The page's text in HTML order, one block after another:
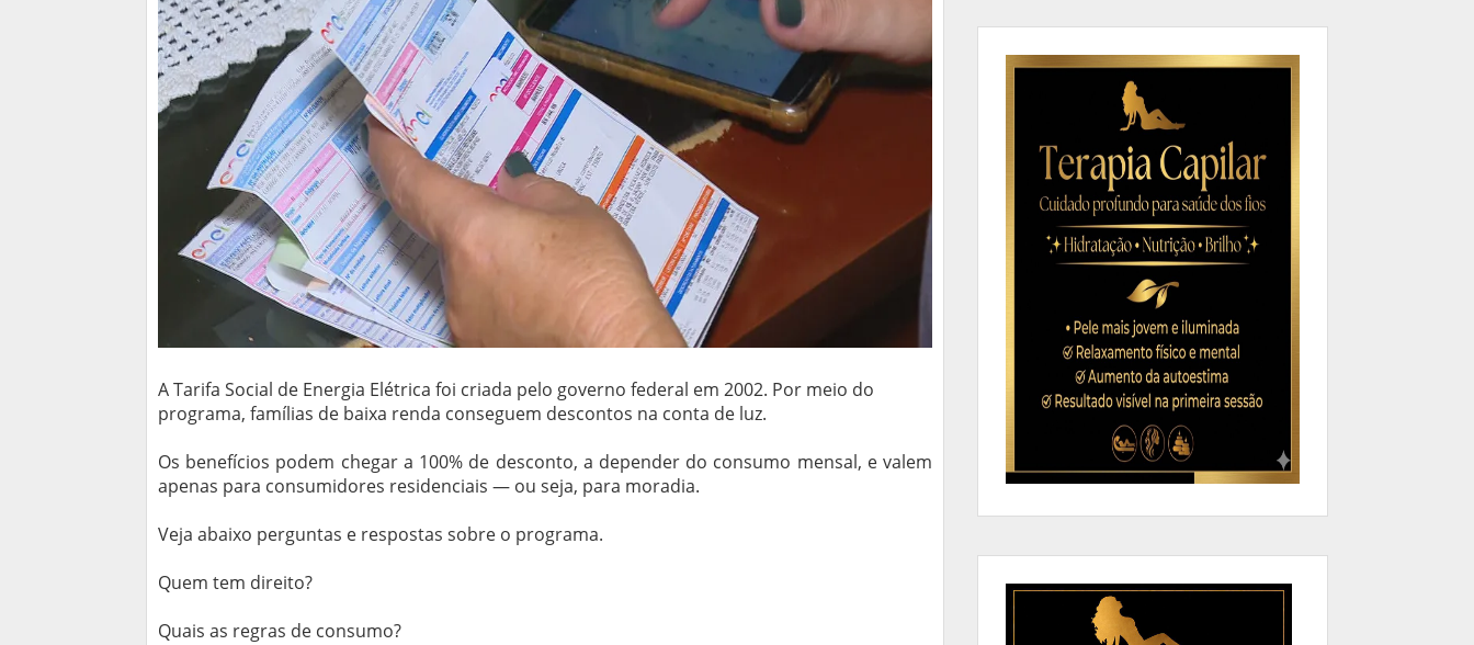
A Tarifa Social de Energia Elétrica foi criada pelo governo federal em 2002. Por meio do
programa, famílias de baixa renda conseguem descontos na conta de luz.
Os benefícios podem chegar a 100% de desconto, a depender do consumo mensal, e valem
apenas para consumidores residenciais — ou seja, para moradia.
Veja abaixo perguntas e respostas sobre o programa.
Quem tem direito?
Quais as regras de consumo?